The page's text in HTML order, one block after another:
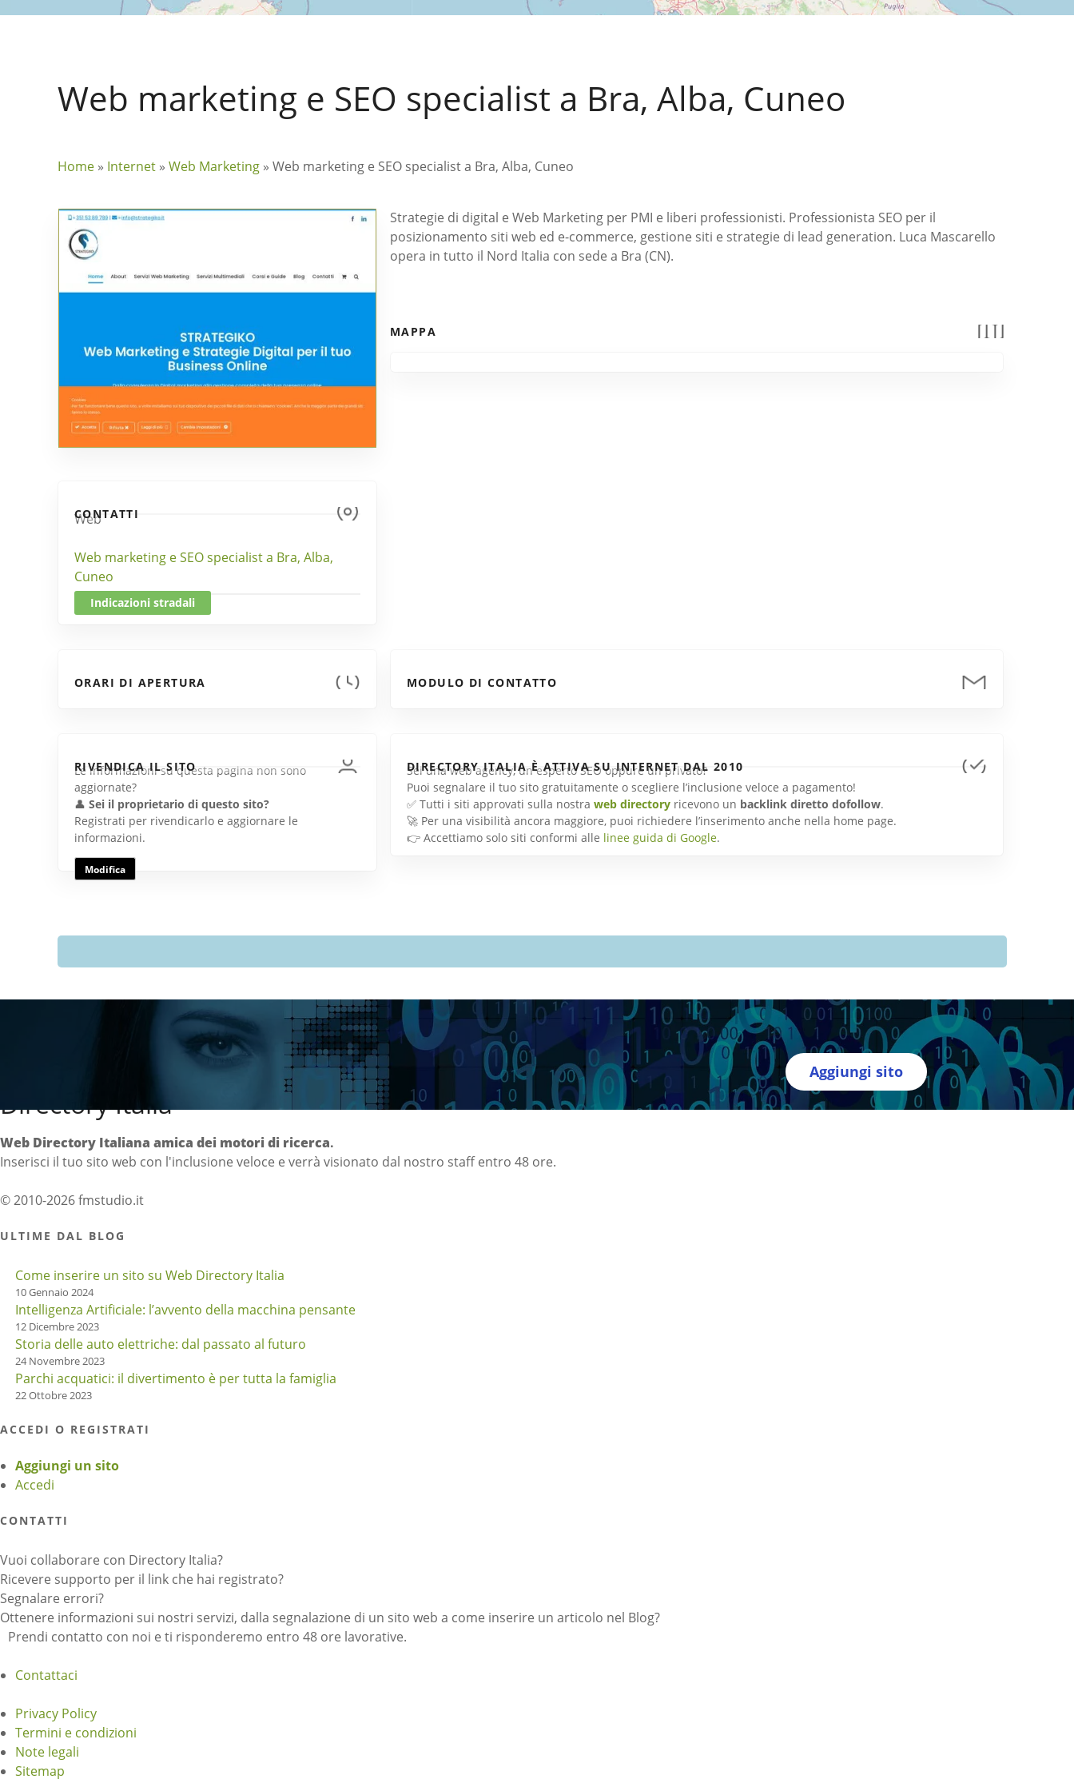
Web marketing e SEO specialist a Bra, Alba, Cuneo
Home » Internet » Web Marketing » Web marketing e SEO specialist a Bra, Alba, Cuneo
CONTATTI
Web
Web marketing e SEO specialist a Bra, Alba,
Cuneo
Indicazioni stradali
Strategie di digital e Web Marketing per PMI e liberi professionisti. Professionista SEO per il
posizionamento siti web ed e-commerce, gestione siti e strategie di lead generation. Luca Mascarello
opera in tutto il Nord Italia con sede a Bra (CN).
MAPPA
ORARI DI APERTURA MODULO DI CONTATTO
RIVENDICA IL SITO
Le informazioni su questa pagina non sono
aggiornate?
👤 Sei il proprietario di questo sito?
Registrati per rivendicarlo e aggiornare le
informazioni.
Modifica
DIRECTORY ITALIA È ATTIVA SU INTERNET DAL 2010
Sei una web agency, un esperto SEO oppure un privato?
Puoi segnalare il tuo sito gratuitamente o scegliere l’inclusione veloce a pagamento!
✅ Tutti i siti approvati sulla nostra web directoryricevono un backlink diretto dofollow.
🚀 Per una visibilità ancora maggiore, puoi richiedere l’inserimento anche nella home page.
👉 Accettiamo solo siti conformi alle linee guida di Google.
Aggiungi sito
Directory Italia
Web Directory Italiana amica dei motori di ricerca.
Inserisci il tuo sito web con l'inclusione veloce e verrà visionato dal nostro staff entro 48 ore.
© 2010-2026 fmstudio.it
ULTIME DAL BLOG
Come inserire un sito su Web Directory Italia
10 Gennaio 2024
Intelligenza Artificiale: l’avvento della macchina pensante
12 Dicembre 2023
Storia delle auto elettriche: dal passato al futuro
24 Novembre 2023
Parchi acquatici: il divertimento è per tutta la famiglia
22 Ottobre 2023
ACCEDI O REGISTRATI
Aggiungi un sito
Accedi
CONTATTI
Vuoi collaborare con Directory Italia?
Ricevere supporto per il link che hai registrato?
Segnalare errori?
Ottenere informazioni sui nostri servizi, dalla segnalazione di un sito web a come inserire un articolo nel Blog?
Prendi contatto con noi e ti risponderemo entro 48 ore lavorative.
Contattaci
Privacy Policy
Termini e condizioni
Note legali
Sitemap